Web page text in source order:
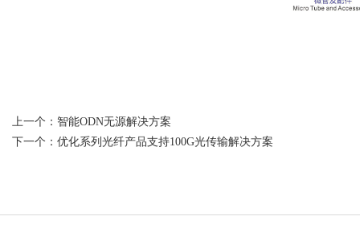
上一个： 智能ODN无源解决方案
下一个： 优化系列光纤产品支持100G光传输解决方案